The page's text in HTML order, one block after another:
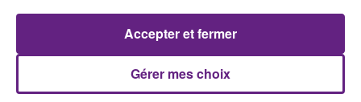
vignoble en montgolfière :Tentez
de gagner un vol en montgolfière
pour 2 personnes, d'une valeur de
450â¬. Les participations seront
Gérer mes choix
Accepter et fermer